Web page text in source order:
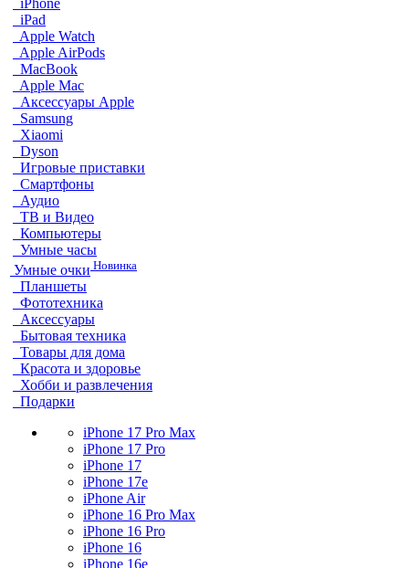
iPhone
iPad
Apple Watch
Apple AirPods
MacBook
Apple Mac
Аксессуары Apple
Samsung
Xiaomi
Dyson
Игровые приставки
Смартфоны
Аудио
ТВ и Видео
Компьютеры
Умные часы
Умные очки Новинка
Планшеты
Фототехника
Аксессуары
Бытовая техника
Товары для дома
Красота и здоровье
Хобби и развлечения
Подарки
iPhone 17 Pro Max
iPhone 17 Pro
iPhone 17
iPhone 17e
iPhone Air
iPhone 16 Pro Max
iPhone 16 Pro
iPhone 16
iPhone 16e